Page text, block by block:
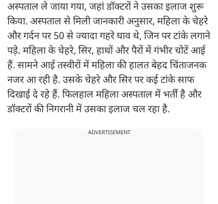
अस्पताल ले जाया गया, जहां डॉक्टरों ने उसका इलाज शुरू
किया. अस्पताल से मिली जानकारी अनुसार, महिला के चेहरे
और गर्दन पर 50 से ज्यादा गहरे घाव थे, जिन पर टांके लगाने
पड़े. महिला के चेहरे, सिर, हाथों और पैरों में गंभीर चोटें आई
हैं. सामने आई तस्वीरों में महिला की हालत बेहद चिंताजनक
नजर आ रही है. उसके चेहरे और सिर पर कई टांके साफ
दिखाई दे रहे हैं. फिलहाल महिला अस्पताल में भर्ती है और
डॉक्टरों की निगरानी में उसका इलाज चल रहा है.
ADVERTISEMENT